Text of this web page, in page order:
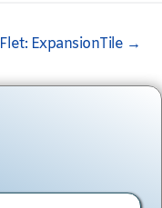
Flet: ExpansionTile →